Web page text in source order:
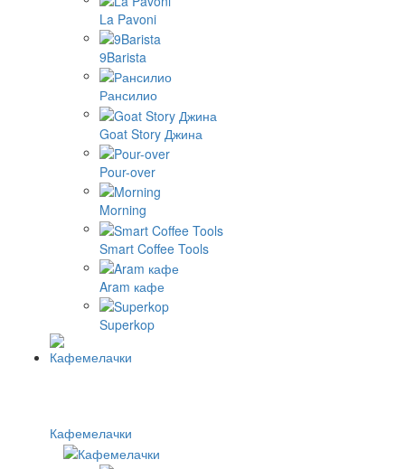
La Pavoni
9Barista
Рансилио
Goat Story Джина
Pour-over
Morning
Smart Coffee Tools
Aram кафе
Superkop
Кафемелачки